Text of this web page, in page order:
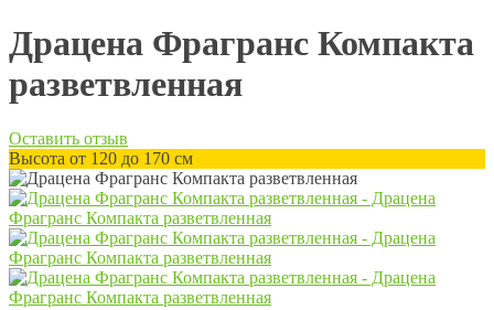
Драцена Фрагранс Компакта
разветвленная
Оставить отзыв
Высота от 120 до 170 см